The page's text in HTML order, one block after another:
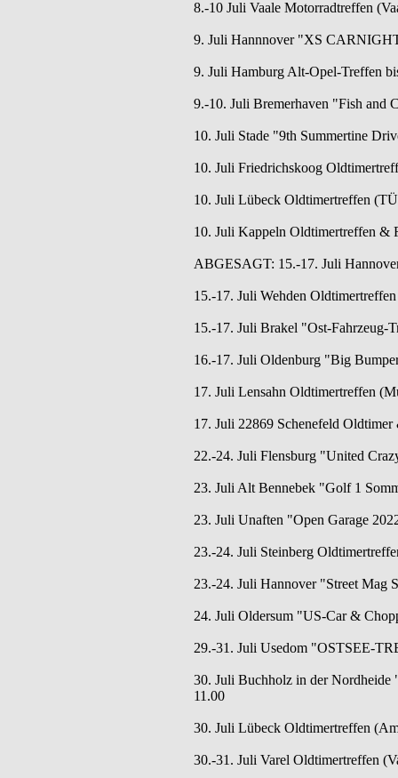
8.-10 Juli Vaale Motorradtreffen
9. Juli Hannnover "XS
9. Juli Hamburg Alt-Opel-Treffen
9.-10. Juli Bremerhaven "Fish and
10. Juli Stade "9th Summertine
10. Juli Friedrichskoog
10. Juli Lübeck Oldtimertreffen
10. Juli Kappeln Oldtimertreffen &
ABGESAGT: 15.-17. Juli
15.-17. Juli Wehden Oldtimertreffen
15.-17. Juli Brakel "Ost-Fahrzeug-
16.-17. Juli Oldenburg "Big
17. Juli Lensahn Oldtimertreffen
17. Juli 22869 Schenefeld
22.-24. Juli Flensburg "United
23. Juli Alt Bennebek "Golf 1
23. Juli Unaften "Open Garage
23.-24. Juli Steinberg
23.-24. Juli Hannover "Street Mag
24. Juli Oldersum "US-Car &
29.-31. Juli Usedom "OSTSEE-
30. Juli Buchholz in der
11.00
30. Juli Lübeck Oldtimertreffen
30.-31. Juli Varel Oldtimertreffen